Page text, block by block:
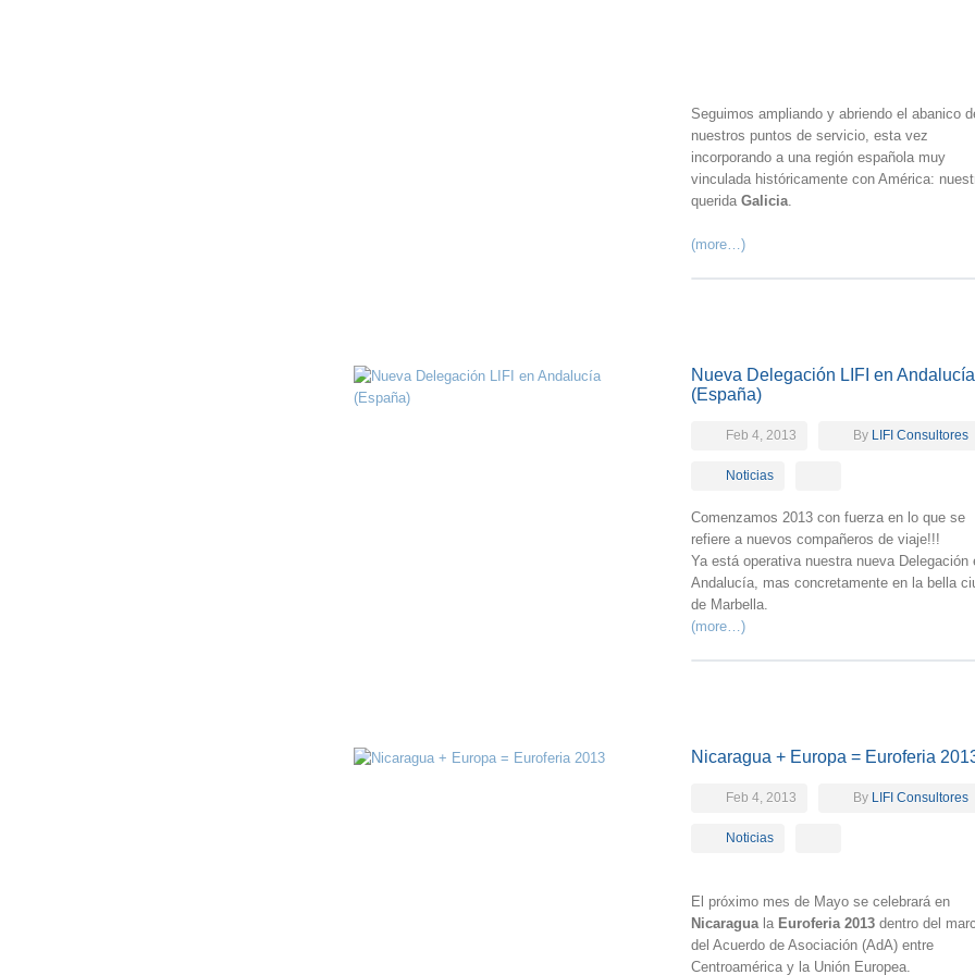
Seguimos ampliando y abriendo el abanico
nuestros puntos de servicio, esta vez
incorporando a una región española muy
vinculada históricamente con América:
querida Galicia.
(more…)
Nueva Delegación LIFI en Andalucía
(España)
Feb 4, 2013 By LIFI Consultores
Noticias
Comenzamos 2013 con fuerza en lo que se
refiere a nuevos compañeros de viaje!!!
Ya está operativa nuestra nueva Delegación
Andalucía, mas concretamente en la bella
de Marbella.
(more…)
Nicaragua + Europa = Euroferia
Feb 4, 2013 By LIFI Consultores
Noticias
El próximo mes de Mayo se celebrará en
Nicaraguala Euroferia 2013 dentro del
del Acuerdo de Asociación (AdA) entre
Centroamérica y la Unión Europea.